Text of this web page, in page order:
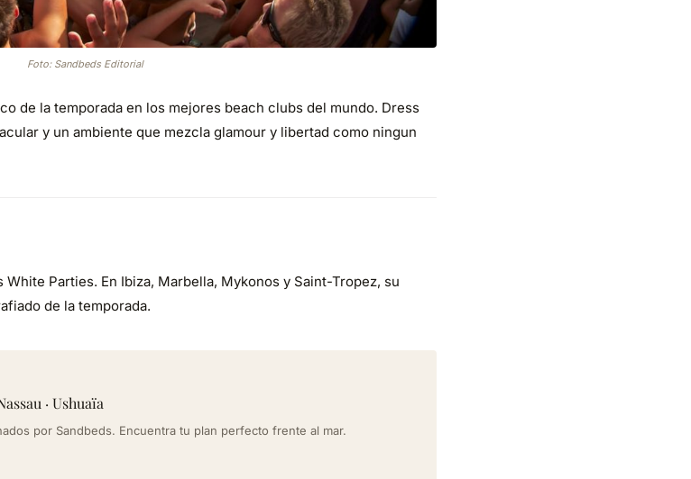
Foto: Sandbeds Editorial
de la temporada en los mejores beach clubs del mundo. Dress
y un ambiente que mezcla glamour y libertad como ningun
Parties. En Ibiza, Marbella, Mykonos y Saint-Tropez, su
de la temporada.
· Ushuaïa
por Sandbeds. Encuentra tu plan perfecto frente al mar.